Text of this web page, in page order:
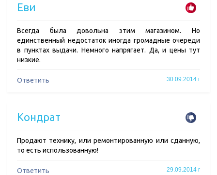
Еви
Всегда была довольна этим магазином. Но
единственный недостаток иногда громадные очереди
в пунктах выдачи. Немного напрягает. Да, и цены тут
низкие.
Ответить 30.09.2014 г
Кондрат
Продают технику, или ремонтированную или сданную,
то есть использованную!
Ответить 29.09.2014 г